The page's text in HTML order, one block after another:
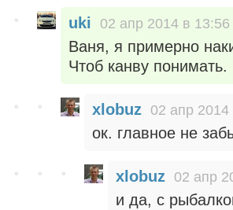
uki 02 апр 2014 в 13:56
Ваня, я примерно
Чтоб канву понимать.
xlobuz 02 апр
ок. главное не
xlobuz 02 апр
и да, с